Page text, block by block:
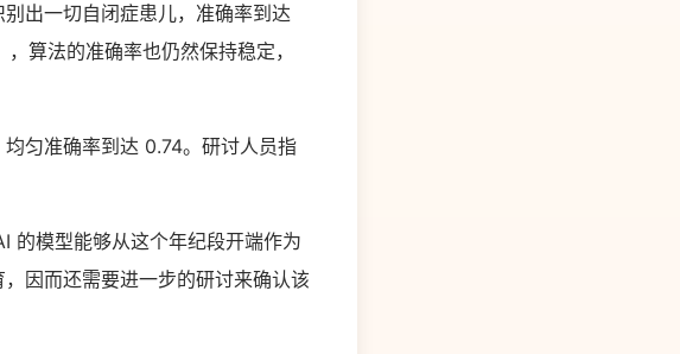
出一切自闭症患儿，准确率到达
算法的准确率也仍然保持稳定，
匀准确率到达 0.74。研讨人员指
的模型能够从这个年纪段开端作为
因而还需要进一步的研讨来确认该